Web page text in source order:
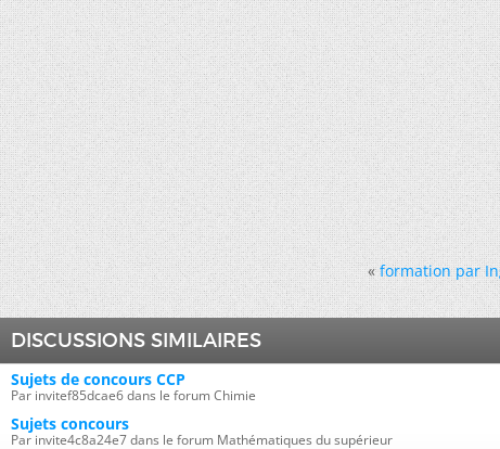
« formation par
DISCUSSIONS SIMILAIRES
Sujets de concours CCP
Par invitef85dcae6 dans le forum Chimie
Sujets concours
Par invite4c8a24e7 dans le forum Mathématiques du supérieur